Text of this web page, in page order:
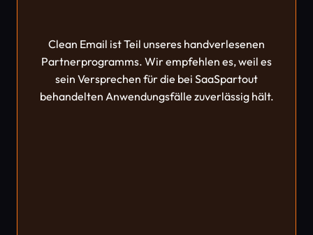
Clean Email ist Teil unseres handverlesenen
Partnerprogramms. Wir empfehlen es, weil es
sein Versprechen für die bei SaaSpartout
behandelten Anwendungsfälle zuverlässig hält.